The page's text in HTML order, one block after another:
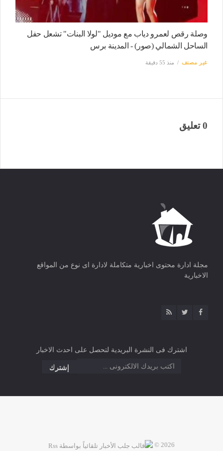
وصلة رقص لعمرو دياب مع موديل "لولا البنات" تشعل حفل
الساحل الشمالي (صور) - المدينة برس
غير مصنف منذ 55 دقيقة
0 تعليق
مجلة ادارة محتوى اخبارية متكاملة لادارة اى نوع من المواقع
الاخبارية
اشترك فى النشرة البريدية لتحصل على احدث الاخبار
2026 ©